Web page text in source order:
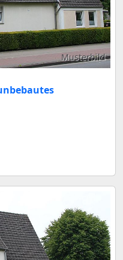
Musterbild